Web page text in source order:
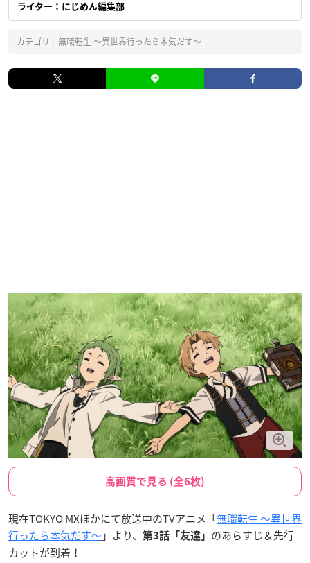
ライター：にじめん編集部
カテゴリ : 無職転生 ～異世界行ったら本気だす～
高画質で見る (全6枚)
現在TOKYO MXほかにて放送中のTVアニメ「無職転生 ～異世界
行ったら本気だす～」より、 第3話「友達」 のあらすじ＆先行
カットが到着！